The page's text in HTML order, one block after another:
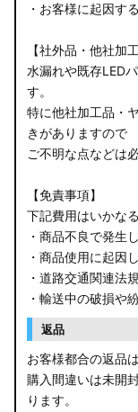
・お客様に起因す
【社外品・他社加
水漏れや既存LED
す。
特に他社加工品・
きがありますので
ご不明な点などは
【免責事項】
下記費用はいかな
・商品不良で発生
・商品使用に起因
・道路交通関連法
・輸送中の破損や
返品
お客様都合の返品
購入間違いは未開
ります。